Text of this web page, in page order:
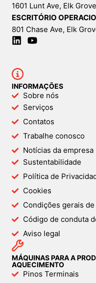
1601 Lunt Ave, Elk
ESCRITÓRIO
801 Chase Ave, Elk
INFORMAÇÕES
Sobre nós
Serviços
Contatos
Trabalhe conosco
Notícias da empresa
Sustentabilidade
Política de
Cookies
Condições gerais
Código de conduta
Aviso legal
MÁQUINAS PARA A
AQUECIMENTO
Pinos Terminais